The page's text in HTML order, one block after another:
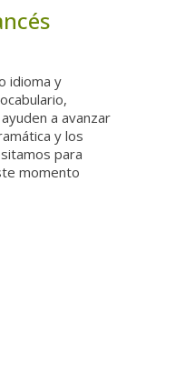
idioma y
a avanzar
y los
para
momento